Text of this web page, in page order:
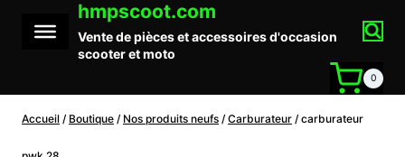
contenu
hmpscoot.com
Vente de pièces et accessoires d'occasion
scooter et moto
0
Accueil / Boutique / Nos produits neufs / Carburateur / carburateur